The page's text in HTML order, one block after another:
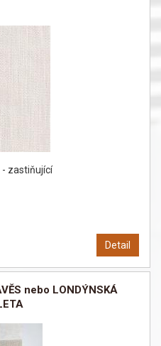
- zastiňující
Detail
nebo LONDÝNSKÁ